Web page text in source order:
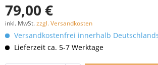
79,00 €
inkl. MwSt.zzgl. Versandkosten
Versandkostenfrei innerhalb
Lieferzeit ca. 5-7 Werktage